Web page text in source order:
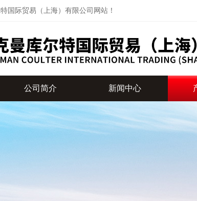
国际贸易（上海）有限公司网站！
公司简介 新闻中心